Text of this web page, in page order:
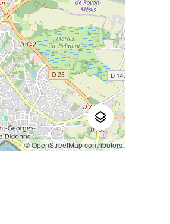
© OpenStreetMap contributors